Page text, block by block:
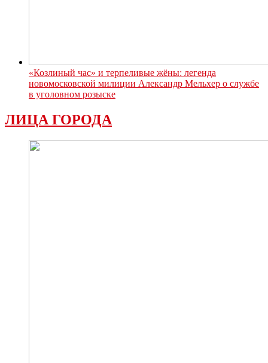
«Козлиный час» и терпеливые жёны: легенда
новомосковской милиции Александр Мельхер о службе
в уголовном розыске
ЛИЦА ГОРОДА